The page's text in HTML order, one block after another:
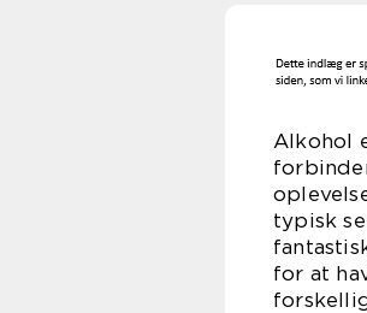
Alkohol
typisk
for at